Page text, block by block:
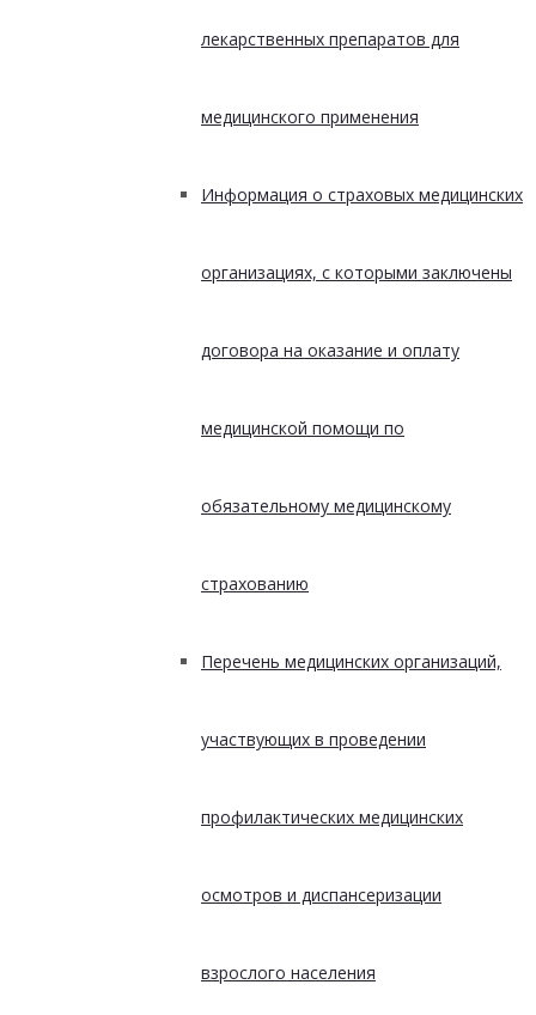
лекарственных препаратов для
медицинского применения
Информация о страховых медицинских
организациях, с которыми заключены
договора на оказание и оплату
медицинской помощи по
обязательному медицинскому
страхованию
Перечень медицинских организаций,
участвующих в проведении
профилактических медицинских
осмотров и диспансеризации
взрослого населения